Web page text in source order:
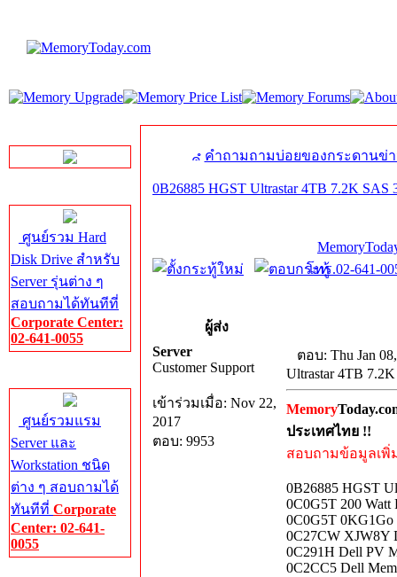
ศูนย์รวม Hard
Disk Drive สำหรับ
Server รุ่นต่าง ๆ
สอบถามได้ทันทีที่
Corporate Center:
02-641-0055
ศูนย์รวมแรม
Server และ
Workstation ชนิด
ต่าง ๆ สอบถามได้
ทันทีที่ Corporate
Center: 02-641-
0055
คำถามถามบ่อยของกระดานข่
0B26885 HGST Ultrastar 4TB 7.2K SAS
โทร.02-641-
ผู้ส่ง
Server
Customer Support
เข้าร่วมเมื่อ: Nov 22,
2017
ตอบ: 9953
ตอบ: Thu Jan
Ultrastar 4TB
Memory
ประเทศไทย !!
สอบถามข้อมูลเพิ่
0B26885 HGST
0C0G5T 200 Watt
0C0G5T 0KG1Go
0C27CW XJW8Y
0C291H Dell PV
0C2CC5 Dell